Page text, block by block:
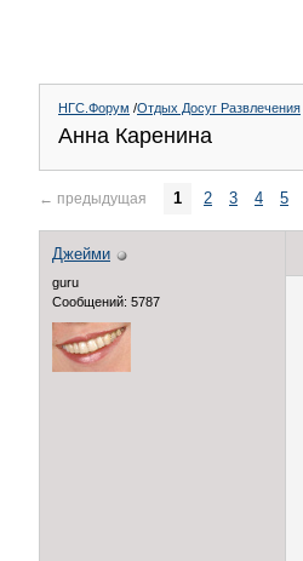
НГС.Форум /Отдых Досуг Развлечения
Анна Каренина
← предыдущая 1 2 3 4 5
Джейми
guru
Сообщений: 5787